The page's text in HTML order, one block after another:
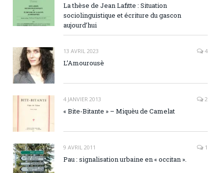
La thèse de Jean Lafitte : Situation
sociolinguistique et écriture du gascon
aujourd’hui
13 AVRIL 2023 4
L’Amourousè
4 JANVIER 2013 2
« Bite-Bitante » – Miquèu de Camelat
9 AVRIL 2011 1
Pau : signalisation urbaine en « occitan ».